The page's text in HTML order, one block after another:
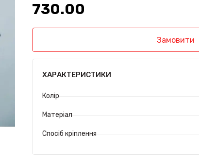
730.00₴
Замовити
ХАРАКТЕРИСТИКИ
Колір
Матеріал
Спосіб кріплення